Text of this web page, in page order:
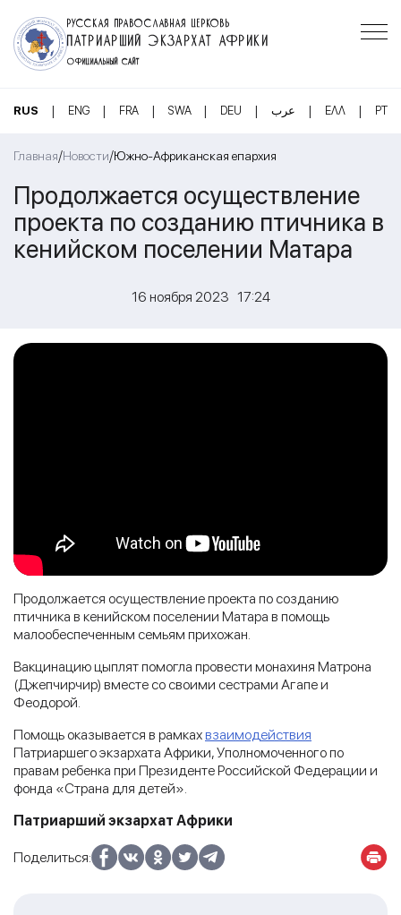
РУССКАЯ ПРАВОСЛАВНАЯ ЦЕРКОВЬ
ПАТРИАРШИЙ ЭКЗАРХАТ АФРИКИ
ОФИЦИАЛЬНЫЙ САЙТ
RUS | ENG | FRA | SWA | DEU | عرب | ΕΛΛ | PT
Главная/Новости/Южно-Африканская епархия
Продолжается осуществление
проекта по созданию птичника в
кенийском поселении Матара
16 ноября 2023 17:24
Продолжается осуществление проекта по созданию
птичника в кенийском поселении Матара в помощь
малообеспеченным семьям прихожан.
Вакцинацию цыплят помогла провести монахиня Матрона
(Джепчирчир) вместе со своими сестрами Агапе и
Феодорой.
Помощь оказывается в рамках взаимодействия
Патриаршего экзархата Африки, Уполномоченного по
правам ребенка при Президенте Российской Федерации и
фонда «Страна для детей».
Патриарший экзархат Африки
Поделиться: